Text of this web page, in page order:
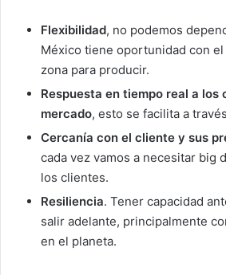
Flexibilidad, no podemos
México tiene oportunidad con el
zona para producir.
Respuesta en tiempo real a los
mercado, esto se facilita a
Cercanía con el cliente y sus
cada vez vamos a necesitar big
los clientes.
Resiliencia. Tener capacidad
salir adelante, principalmente
en el planeta.